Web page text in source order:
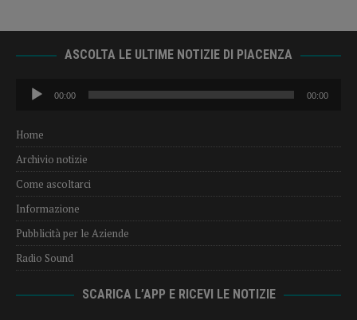
ASCOLTA LE ULTIME NOTIZIE DI PIACENZA
Audio
Player
00:00 00:00
Home
Archivio notizie
Come ascoltarci
Informazione
Pubblicità per le Aziende
Radio Sound
SCARICA L’APP E RICEVI LE NOTIZIE